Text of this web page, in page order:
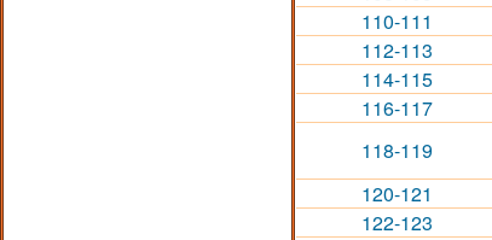
110-111
112-113
114-115
116-117
118-119
120-121
122-123